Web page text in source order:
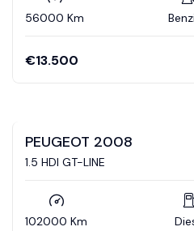
56000 Km
€13.500
PEUGEOT 2008
1.5 HDI GT-LINE
102000 Km